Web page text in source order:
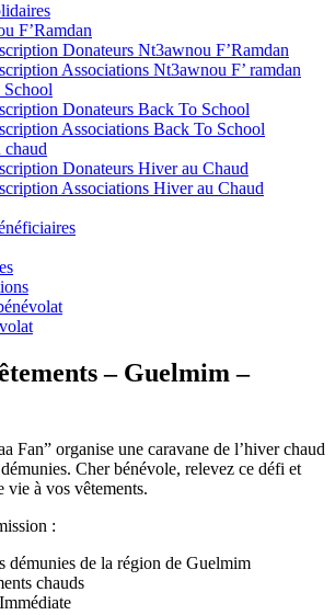
F’Ramdan
Donateurs Nt3awnou F’Ramdan
Associations Nt3awnou F’ ramdan
Donateurs Back To School
Associations Back To School
Donateurs Hiver au Chaud
Associations Hiver au Chaud
– Guelmim –
Fan” organise une caravane de l’hiver chaud
Cher bénévole, relevez ce défi et
vie à vos vêtements.
:
démunies de la région de Guelmim
chauds